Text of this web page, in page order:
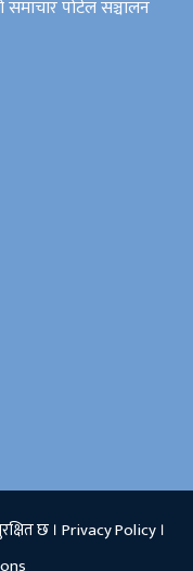
समाचार पोर्टल सञ्चालन
छ । Privacy Policy।